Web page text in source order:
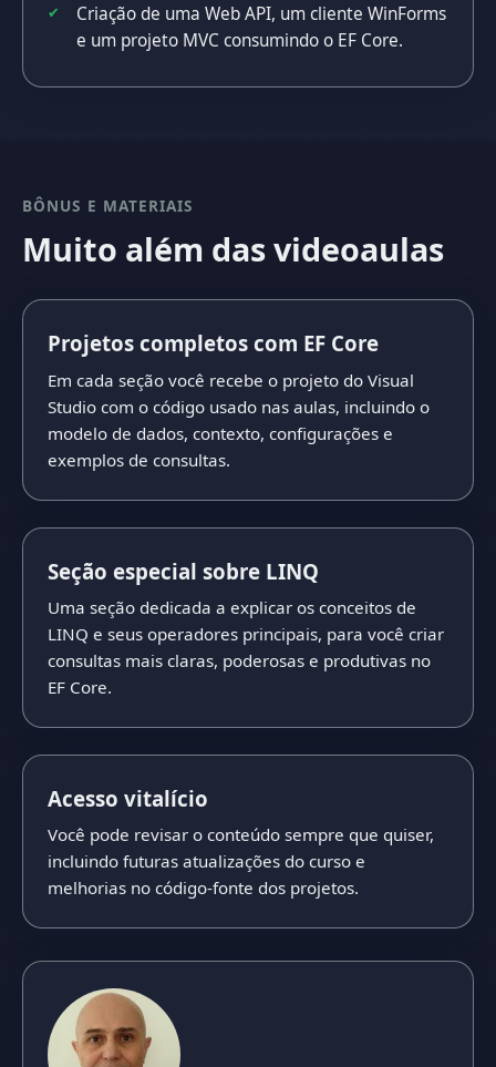
Criação de uma Web API, um cliente WinForms
e um projeto MVC consumindo o EF Core.
BÔNUS E MATERIAIS
Muito além das videoaulas
Projetos completos com EF Core
Em cada seção você recebe o projeto do Visual
Studio com o código usado nas aulas, incluindo o
modelo de dados, contexto, configurações e
exemplos de consultas.
Seção especial sobre LINQ
Uma seção dedicada a explicar os conceitos de
LINQ e seus operadores principais, para você criar
consultas mais claras, poderosas e produtivas no
EF Core.
Acesso vitalício
Você pode revisar o conteúdo sempre que quiser,
incluindo futuras atualizações do curso e
melhorias no código-fonte dos projetos.